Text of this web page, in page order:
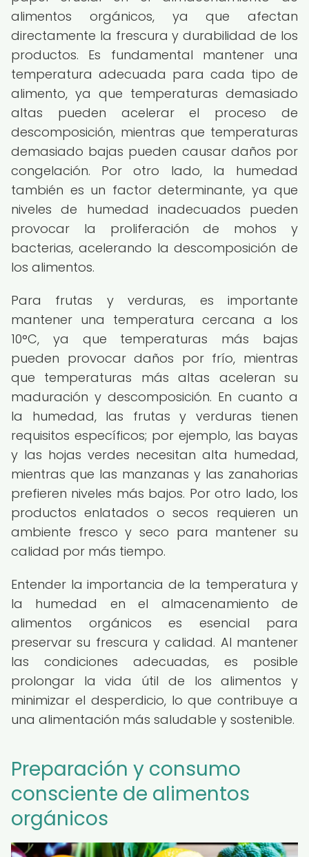
alimentos orgánicos, ya que afectan
directamente la frescura y durabilidad de los
productos. Es fundamental mantener una
temperatura adecuada para cada tipo de
alimento, ya que temperaturas demasiado
altas pueden acelerar el proceso de
descomposición, mientras que temperaturas
demasiado bajas pueden causar daños por
congelación. Por otro lado, la humedad
también es un factor determinante, ya que
niveles de humedad inadecuados pueden
provocar la proliferación de mohos y
bacterias, acelerando la descomposición de
los alimentos.
Para frutas y verduras, es importante
mantener una temperatura cercana a los
10°C, ya que temperaturas más bajas
pueden provocar daños por frío, mientras
que temperaturas más altas aceleran su
maduración y descomposición. En cuanto a
la humedad, las frutas y verduras tienen
requisitos específicos; por ejemplo, las bayas
y las hojas verdes necesitan alta humedad,
mientras que las manzanas y las zanahorias
prefieren niveles más bajos. Por otro lado, los
productos enlatados o secos requieren un
ambiente fresco y seco para mantener su
calidad por más tiempo.
Entender la importancia de la temperatura y
la humedad en el almacenamiento de
alimentos orgánicos es esencial para
preservar su frescura y calidad. Al mantener
las condiciones adecuadas, es posible
prolongar la vida útil de los alimentos y
minimizar el desperdicio, lo que contribuye a
una alimentación más saludable y sostenible.
Preparación y consumo
consciente de alimentos
orgánicos